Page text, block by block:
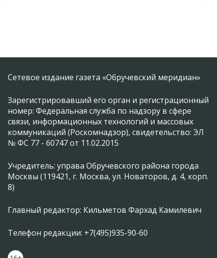
Сетевое издание газета «Обручевский меридиан»
Зарегистрировавший его орган и регистрационный
номер: Федеральная служба по надзору в сфере
связи, информационных технологий и массовых
коммуникаций (Роскомнадзор), свидетельство: ЭЛ
№ ФС 77 - 60747 от 11.02.2015
Учредитель: управа Обручевского района города
Москвы (119421, г. Москва, ул. Новаторов, д. 4, корп.
8)
Главный редактор: Кильметов Фархад Камилевич
Телефон редакции: +7(495)935-90-60